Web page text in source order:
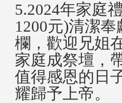
5.2024年家庭
1200元)清潔
欄，歡迎兄姐
家庭成祭壇，
值得感恩的日
耀歸予上帝。